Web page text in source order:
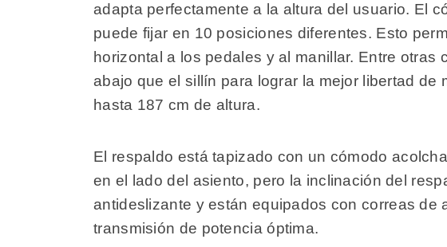
adapta perfectamente a la altura del usuario. El
puede fijar en 10 posiciones diferentes. Esto
horizontal a los pedales y al manillar. Entre
abajo que el sillín para lograr la mejor libertad
hasta 187 cm de altura.
El respaldo está tapizado con un cómodo
en el lado del asiento, pero la inclinación del
antideslizante y están equipados con correas
transmisión de potencia óptima.